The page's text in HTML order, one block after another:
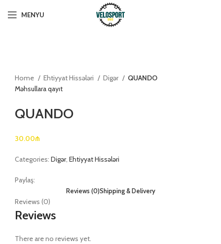
MENYU
Home
Ehtiyyat Hissələri Digər
QUANDO
Məhsullara qayıt
QUANDO
30.00₼
Categories: Digər, Ehtiyyat Hissələri
Paylaş:
Reviews (0)Shipping & Delivery
Reviews (0)
Reviews
There are no reviews yet.